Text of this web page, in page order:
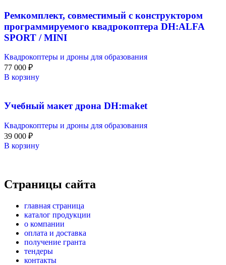
Ремкомплект, совместимый с конструктором
программируемого квадрокоптера DH:ALFA
SPORT / MINI
Квадрокоптеры и дроны для образования
77 000 ₽
В корзину
Учебный макет дрона DH:maket
Квадрокоптеры и дроны для образования
39 000 ₽
В корзину
Страницы сайта
главная страница
каталог продукции
о компании
оплата и доставка
получение гранта
тендеры
контакты